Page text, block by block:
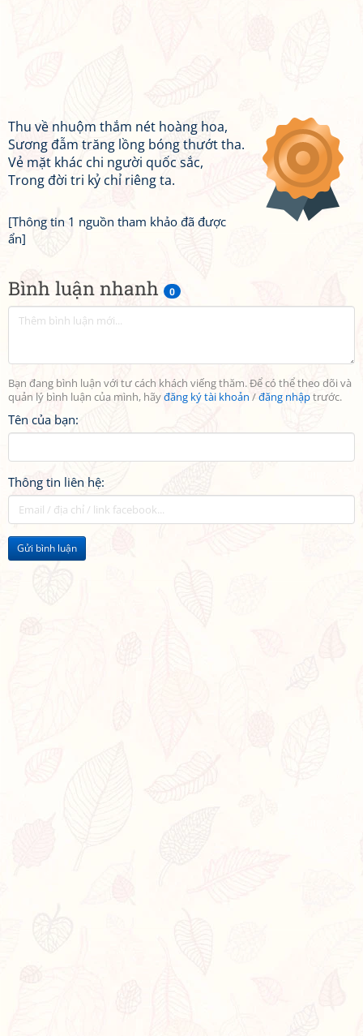
Bình luận nhanh 0
Bạn đang bình luận với tư cách khách viếng thăm. Để có thể theo dõi và
quản lý bình luận của mình, hãyđăng ký tài khoản /đăng nhậptrước.
Tên của bạn:
Thông tin liên hệ:
Gửi bình luận
Thu về nhuộm thắm nét hoàng hoa,
Sương đẫm trăng lồng bóng thướt tha.
Vẻ mặt khác chi người quốc sắc,
Trong đời tri kỷ chỉ riêng ta.
[Thông tin 1 nguồn tham khảo đã được
ẩn]